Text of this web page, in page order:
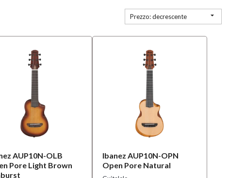
Prezzo: decrescente 
AUP10N-OLB
Pore Light Brown
Ibanez AUP10N-OPN
Open Pore Natural